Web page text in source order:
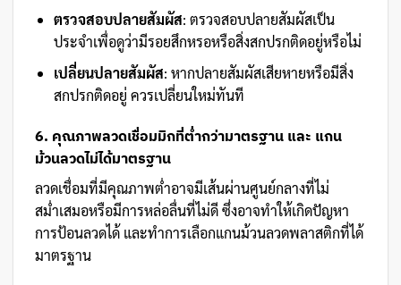
ตรวจสอบปลายสัมผัส: ตรวจสอบปลายสัมผัสเป็น
ประจำเพื่อดูว่ามีรอยสึกหรอหรือสิ่งสกปรกติดอยู่หรือไม่
เปลี่ยนปลายสัมผัส: หากปลายสัมผัสเสียหายหรือมีสิ่ง
สกปรกติดอยู่ ควรเปลี่ยนใหม่ทันที
6. คุณภาพลวดเชื่อมมิกที่ต่ำกว่ามาตรฐาน และ แกน
ม้วนลวดไม่ได้มาตรฐาน
ลวดเชื่อมที่มีคุณภาพต่ำอาจมีเส้นผ่านศูนย์กลางที่ไม่
สม่ำเสมอหรือมีการหล่อลื่นที่ไม่ดี ซึ่งอาจทำให้เกิดปัญหา
การป้อนลวดได้ และทำการเลือกแกนม้วนลวดพลาสติกที่ได้
มาตรฐาน